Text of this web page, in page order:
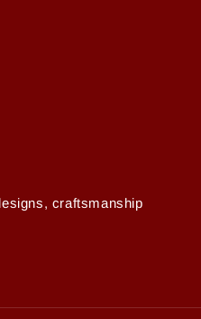
craftsmanship